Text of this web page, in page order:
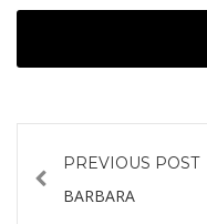
PREVIOUS POST
BARBARA